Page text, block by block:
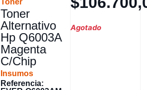
Toner
Toner
Alternativo
Hp Q6003A
Magenta
C/Chip
Insumos
Referencia:
Agotado